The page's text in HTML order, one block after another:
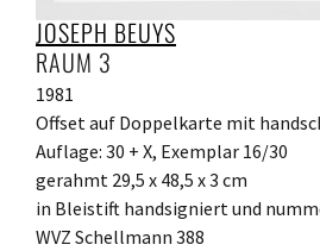
JOSEPH BEUYS
RAUM 3
1981
Offset auf Doppelkarte mit
Auflage: 30 + X, Exemplar 16/30
gerahmt 29,5 x 48,5 x 3 cm
in Bleistift handsigniert und
WVZ Schellmann 388